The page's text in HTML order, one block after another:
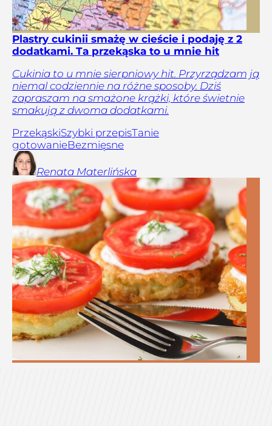
Plastry cukinii smażę w cieście i podaję z 2
dodatkami. Ta przekąska to u mnie hit
Cukinia to u mnie sierpniowy hit. Przyrządzam ją
niemal codziennie na różne sposoby. Dziś
zapraszam na smażone krążki, które świetnie
smakują z dwoma dodatkami.
PrzekąskiSzybki przepisTanie
gotowanieBezmięsne
Renata Materlińska